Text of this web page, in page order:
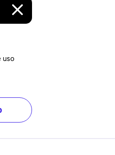
uso